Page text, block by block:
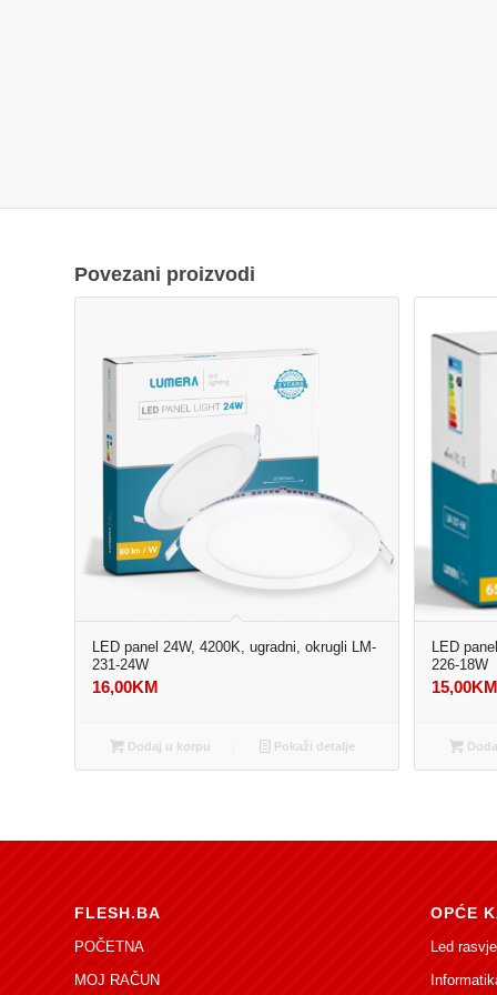
Povezani proizvodi
LED panel 24W, 4200K, ugradni, okrugli LM-
231-24W
16,00KM
Dodaj u korpu Pokaži detalje
LED
226-18W
15,00KM
FLESH.BA
POČETNA
MOJ RAČUN
OPĆE
Led